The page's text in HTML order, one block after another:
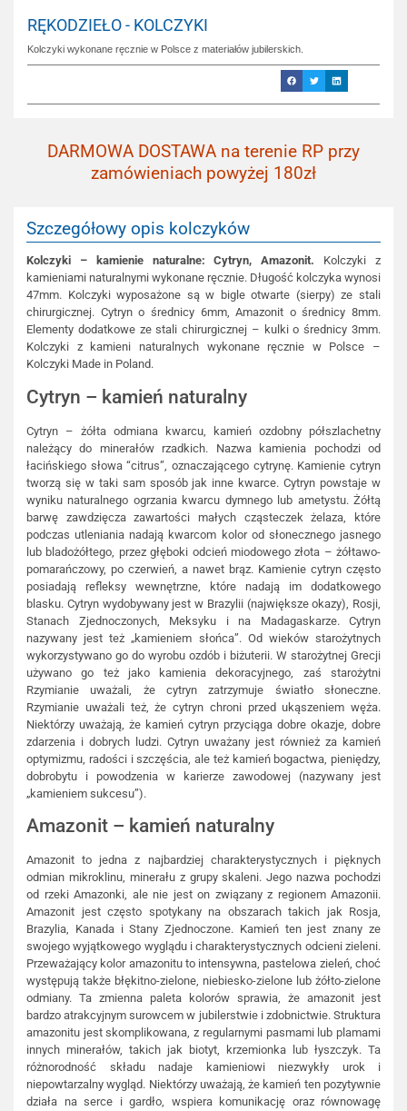
RĘKODZIEŁO - KOLCZYKI
Kolczyki wykonane ręcznie w Polsce z materiałów jubilerskich.
DARMOWA DOSTAWA na terenie RP przy
zamówieniach powyżej 180zł
Szczegółowy opis kolczyków
Kolczyki – kamienie naturalne: Cytryn, Amazonit. Kolczyki z
kamieniami naturalnymi wykonane ręcznie. Długość kolczyka wynosi
47mm. Kolczyki wyposażone są w bigle otwarte (sierpy) ze stali
chirurgicznej. Cytryn o średnicy 6mm, Amazonit o średnicy 8mm.
Elementy dodatkowe ze stali chirurgicznej – kulki o średnicy 3mm.
Kolczyki z kamieni naturalnych wykonane ręcznie w Polsce –
Kolczyki Made in Poland.
Cytryn – kamień naturalny
Cytryn – żółta odmiana kwarcu, kamień ozdobny półszlachetny
należący do minerałów rzadkich. Nazwa kamienia pochodzi od
łacińskiego słowa “citrus”, oznaczającego cytrynę. Kamienie cytryn
tworzą się w taki sam sposób jak inne kwarce. Cytryn powstaje w
wyniku naturalnego ogrzania kwarcu dymnego lub ametystu. Żółtą
barwę zawdzięcza zawartości małych cząsteczek żelaza, które
podczas utleniania nadają kwarcom kolor od słonecznego jasnego
lub bladożółtego, przez głęboki odcień miodowego złota – żółtawo-
pomarańczowy, po czerwień, a nawet brąz. Kamienie cytryn często
posiadają refleksy wewnętrzne, które nadają im dodatkowego
blasku. Cytryn wydobywany jest w Brazylii (największe okazy), Rosji,
Stanach Zjednoczonych, Meksyku i na Madagaskarze. Cytryn
nazywany jest też „kamieniem słońca”. Od wieków starożytnych
wykorzystywano go do wyrobu ozdób i biżuterii. W starożytnej Grecji
używano go też jako kamienia dekoracyjnego, zaś starożytni
Rzymianie uważali, że cytryn zatrzymuje światło słoneczne.
Rzymianie uważali też, że cytryn chroni przed ukąszeniem węża.
Niektórzy uważają, że kamień cytryn przyciąga dobre okazje, dobre
zdarzenia i dobrych ludzi. Cytryn uważany jest również za kamień
optymizmu, radości i szczęścia, ale też kamień bogactwa, pieniędzy,
dobrobytu i powodzenia w karierze zawodowej (nazywany jest
„kamieniem sukcesu”).
Amazonit – kamień naturalny
Amazonit to jedna z najbardziej charakterystycznych i pięknych
odmian mikroklinu, minerału z grupy skaleni. Jego nazwa pochodzi
od rzeki Amazonki, ale nie jest on związany z regionem Amazonii.
Amazonit jest często spotykany na obszarach takich jak Rosja,
Brazylia, Kanada i Stany Zjednoczone. Kamień ten jest znany ze
swojego wyjątkowego wyglądu i charakterystycznych odcieni zieleni.
Przeważający kolor amazonitu to intensywna, pastelowa zieleń, choć
występują także błękitno-zielone, niebiesko-zielone lub żółto-zielone
odmiany. Ta zmienna paleta kolorów sprawia, że amazonit jest
bardzo atrakcyjnym surowcem w jubilerstwie i zdobnictwie. Struktura
amazonitu jest skomplikowana, z regularnymi pasmami lub plamami
innych minerałów, takich jak biotyt, krzemionka lub łyszczyk. Ta
różnorodność składu nadaje kamieniowi niezwykły urok i
niepowtarzalny wygląd. Niektórzy uważają, że kamień ten pozytywnie
działa na serce i gardło, wspiera komunikację oraz równowagę